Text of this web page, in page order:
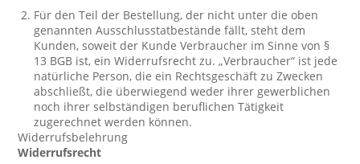
Für den Teil der Bestellung, der nicht unter die oben
genannten Ausschlusstatbestände fällt, steht dem
Kunden, soweit der Kunde Verbraucher im Sinne von §
13 BGB ist, ein Widerrufsrecht zu. „Verbraucher“ ist jede
natürliche Person, die ein Rechtsgeschäft zu Zwecken
abschließt, die überwiegend weder ihrer gewerblichen
noch ihrer selbständigen beruflichen Tätigkeit
zugerechnet werden können.
Widerrufsbelehrung
Widerrufsrecht